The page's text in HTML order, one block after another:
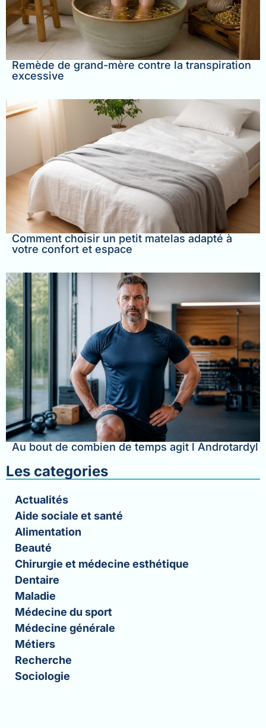
Remède de grand-mère contre la transpiration
excessive
Comment choisir un petit matelas adapté à
votre confort et espace
Au bout de combien de temps agit l Androtardyl
Les categories
Actualités
Aide sociale et santé
Alimentation
Beauté
Chirurgie et médecine esthétique
Dentaire
Maladie
Médecine du sport
Médecine générale
Métiers
Recherche
Sociologie